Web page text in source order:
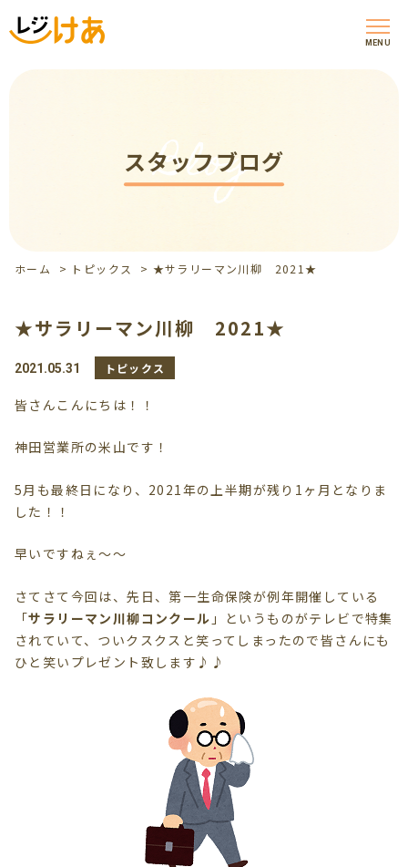
MENU
スタッフブログ
Blog
ホーム > トピックス > ★サラリーマン川柳 2021★
★サラリーマン川柳 2021★
2021.05.31 トピックス
皆さんこんにちは！！
神田営業所の米山です！
5月も最終日になり、2021年の上半期が残り1ヶ月となりま
した！！
早いですねぇ～～
さてさて今回は、先日、第一生命保険が例年開催している
「サラリーマン川柳コンクール 」というものがテレビで特集
されていて、ついクスクスと笑ってしまったので皆さんにも
ひと笑いプレゼント致します♪♪